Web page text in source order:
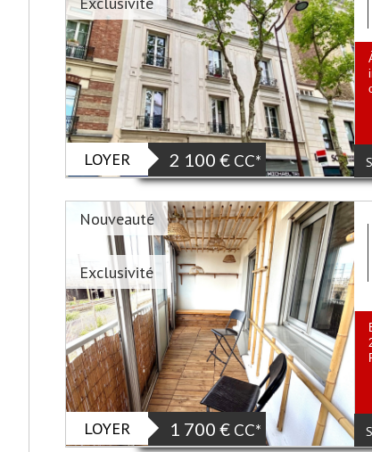
LOYER 2 100 € CC*
Exclusivité
Nouveauté
LOYER 1 700 € CC*